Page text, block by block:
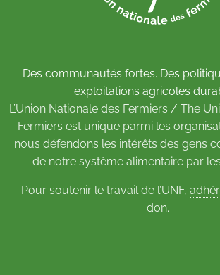
Des communautés fortes. Des
exploitations agricoles
L’Union Nationale des Fermiers / The
Fermiers est unique parmi les
nous défendons les intérêts des gens
de notre système alimentaire par
Pour soutenir le travail de l’UNF,
don.